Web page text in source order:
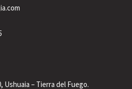
Ushuaia – Tierra del Fuego.